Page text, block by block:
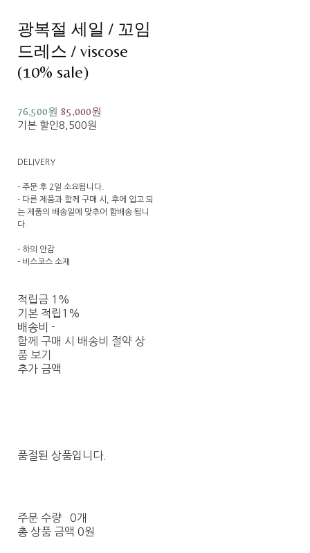
광복절 세일 / 꼬임
드레스 / viscose
(10% sale)
76,500원85,000원
기본 할인 8,500원
DELIVERY
- 주문 후 2일 소요됩니다.
- 다른 제품과 함께 구매 시, 후에 입고 되
는 제품의 배송일에 맞추어 합배송 됩니
다.
- 하의 안감
- 비스코스 소재
적립금 1%
기본 적립 1%
배송비 -
함께 구매 시 배송비 절약 상
품 보기
추가 금액
품절된 상품입니다.
주문 수량
0개
총 상품 금액 0원